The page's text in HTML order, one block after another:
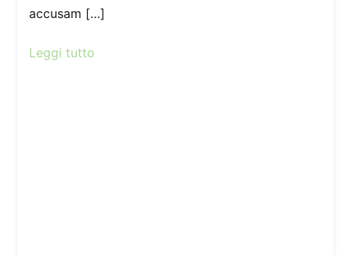
accusam […]
Leggi tutto